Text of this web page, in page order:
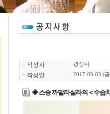
ㆍ 작성자 광성사
ㆍ 작성일 2017-03-03 (
◈ 스승 까말라실라의＜수습차